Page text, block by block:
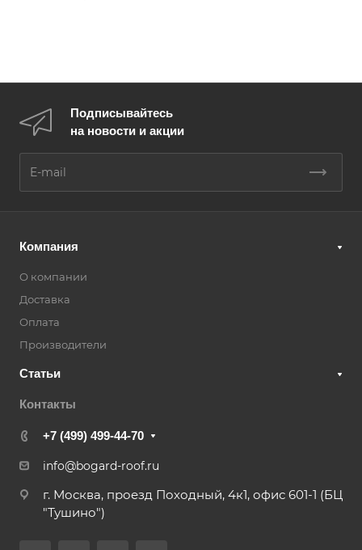
Подписывайтесь
на новости и акции
Компания
О компании
Доставка
Оплата
Производители
Статьи
Контакты
+7 (499) 499-44-70
info@bogard-roof.ru
г. Москва, проезд Походный, 4к1, офис 601-1 (БЦ
"Тушино")